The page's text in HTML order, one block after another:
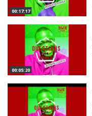
00:17:17
00:05:20